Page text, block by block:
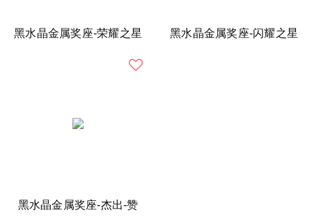
黑水晶金属奖座-荣耀之星 黑水晶金属奖座-闪耀之星
黑水晶金属奖座-杰出-赞